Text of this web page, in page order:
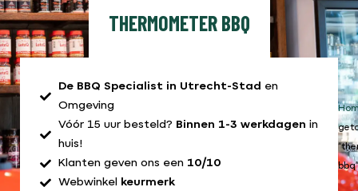
THERMOMETER BBQ
De BBQ Specialist in Utrecht-Stad en
Omgeving
Vóór 15 uur besteld? Binnen 1-3 werkdagen in
huis!
Klanten geven ons een 10/10
Webwinkel keurmerk
bbq”